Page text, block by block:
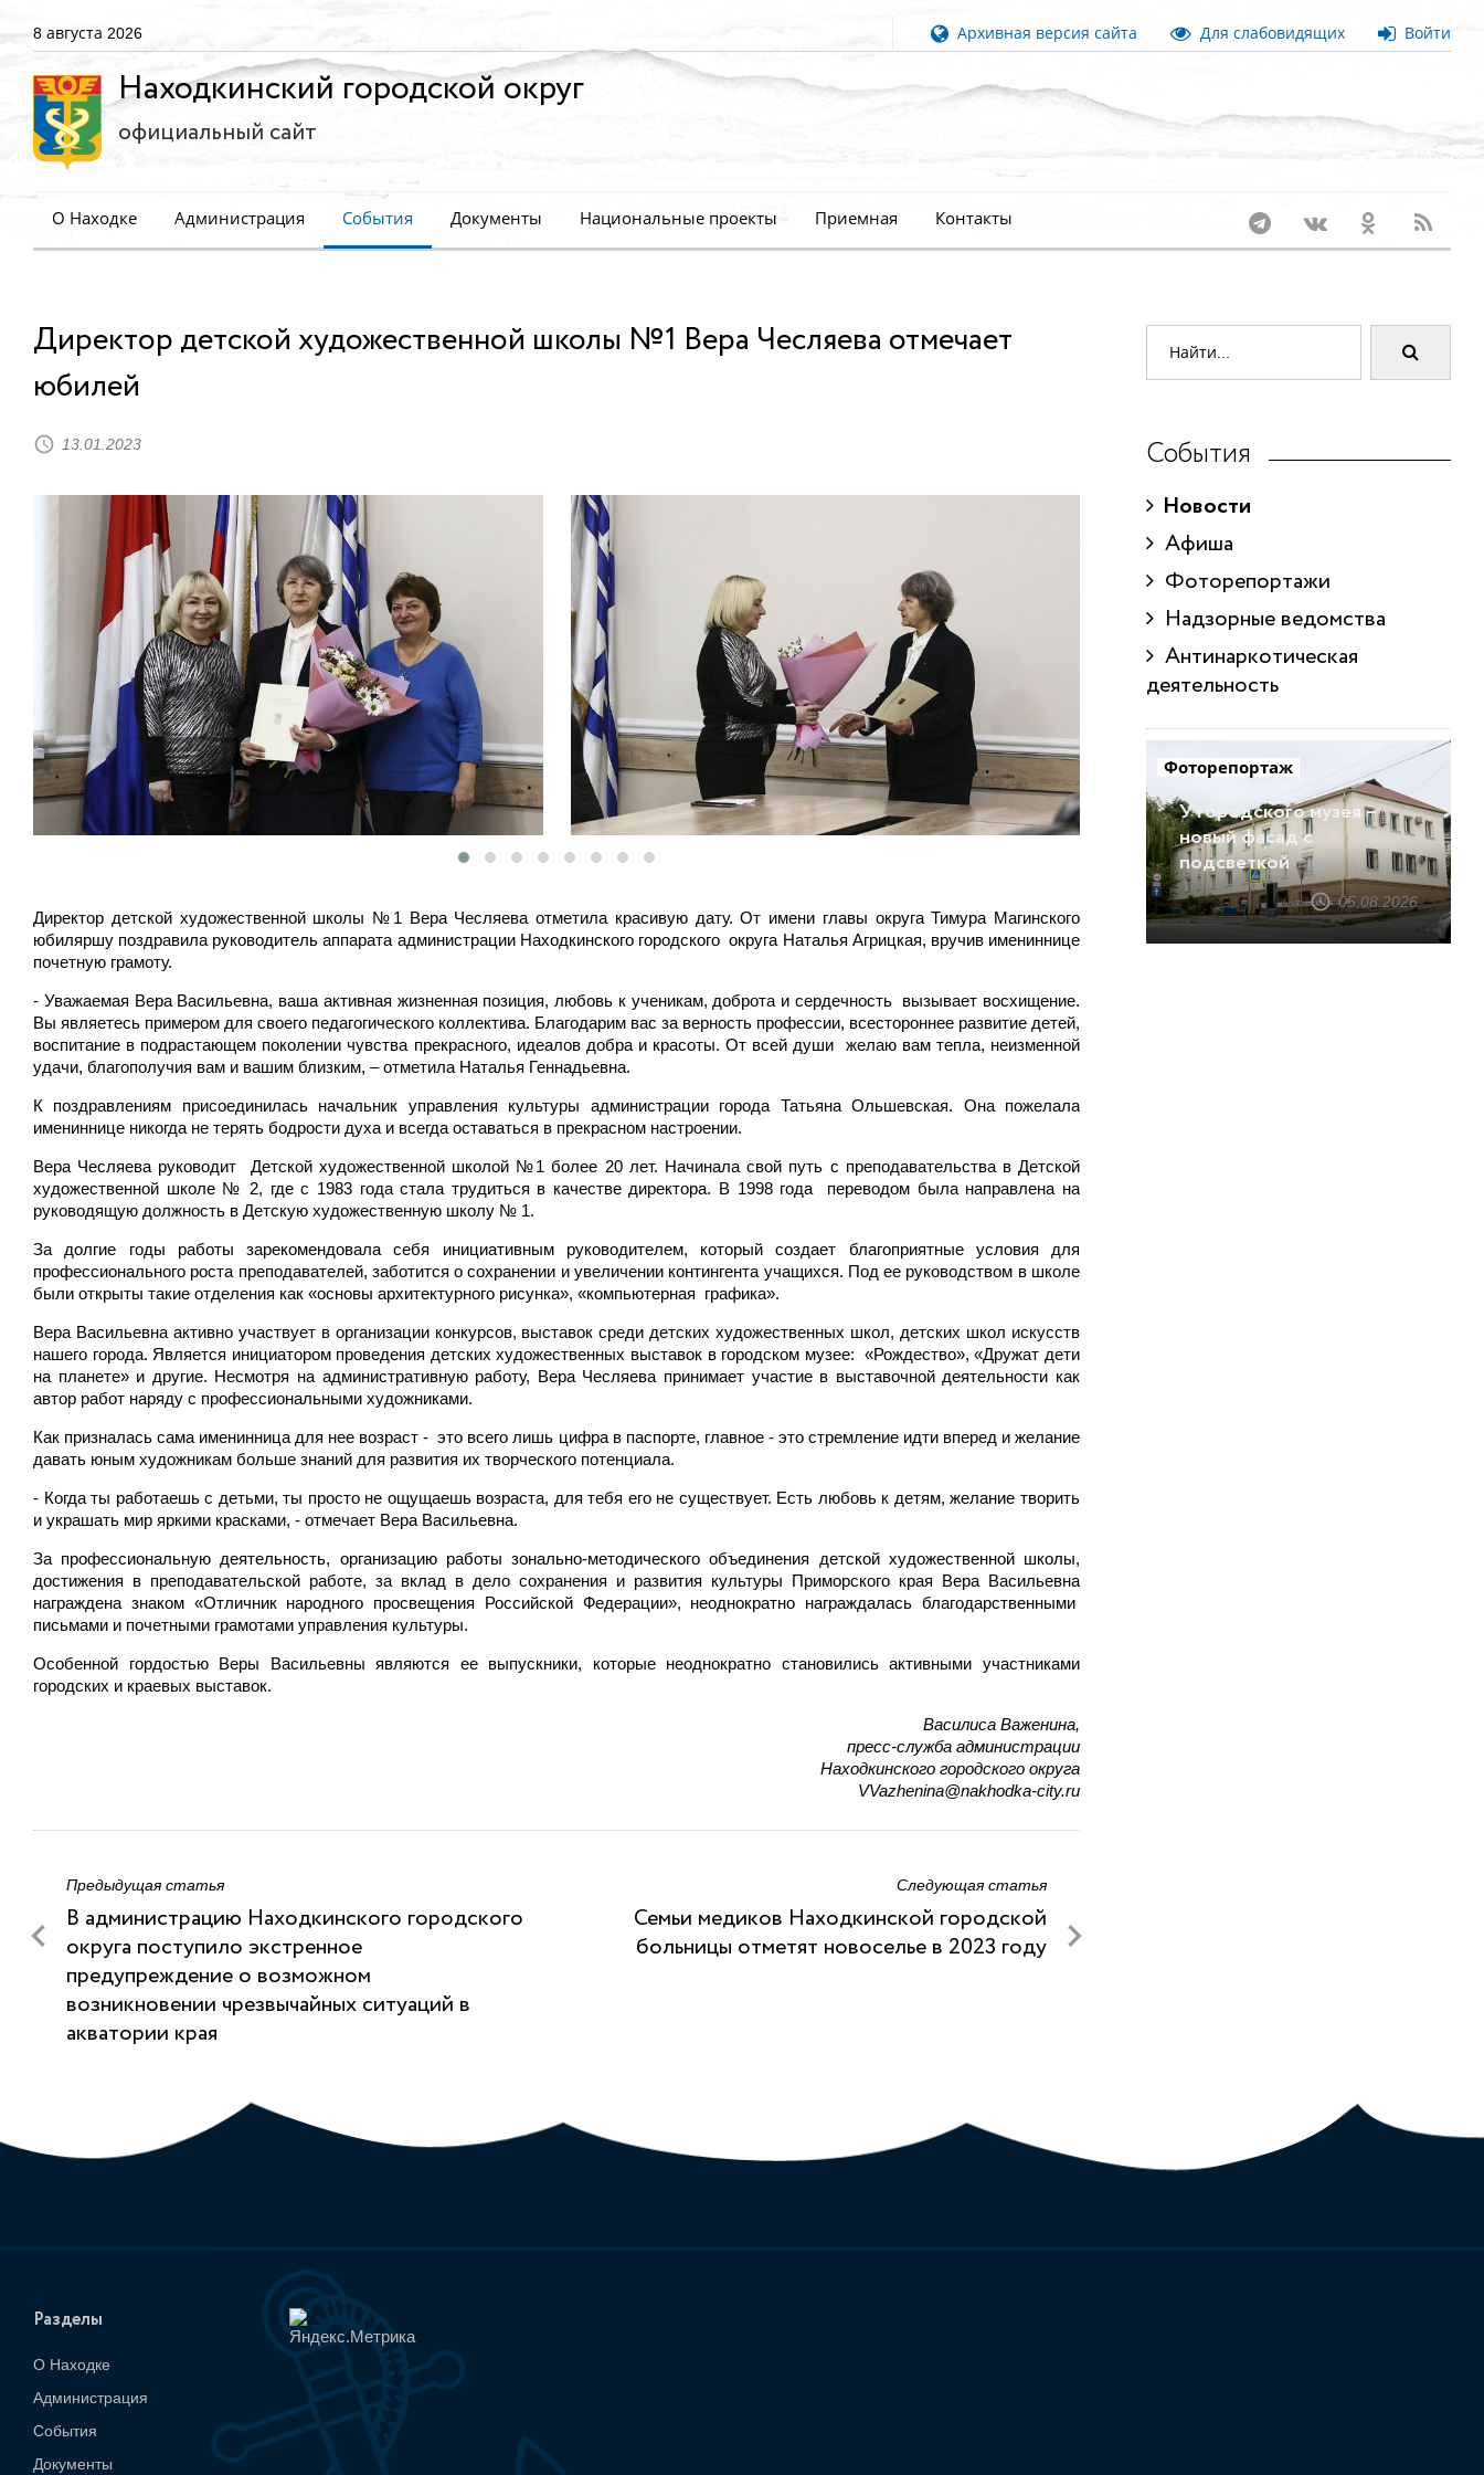
8 августа 2026 Архивная версия сайта Для слабовидящих Войти
Находкинский городской округ
официальный сайт
О Находке Администрация События Документы Национальные проекты Приемная Контакты
Директор детской художественной школы №1 Вера Чесляева отмечает
юбилей
13.01.2023
Директор детской художественной школы №1 Вера Чесляева отметила красивую дату. От имени главы округа Тимура Магинского
юбиляршу поздравила руководитель аппарата администрации Находкинского городского округа Наталья Агрицкая, вручив имениннице
почетную грамоту.
- Уважаемая Вера Васильевна, ваша активная жизненная позиция, любовь к ученикам, доброта и сердечность вызывает восхищение.
Вы являетесь примером для своего педагогического коллектива. Благодарим вас за верность профессии, всестороннее развитие детей,
воспитание в подрастающем поколении чувства прекрасного, идеалов добра и красоты. От всей души желаю вам тепла, неизменной
удачи, благополучия вам и вашим близким, – отметила Наталья Геннадьевна.
К поздравлениям присоединилась начальник управления культуры администрации города Татьяна Ольшевская. Она пожелала
имениннице никогда не терять бодрости духа и всегда оставаться в прекрасном настроении.
Вера Чесляева руководит Детской художественной школой №1 более 20 лет. Начинала свой путь с преподавательства в Детской
художественной школе № 2, где с 1983 года стала трудиться в качестве директора. В 1998 года переводом была направлена на
руководящую должность в Детскую художественную школу № 1.
За долгие годы работы зарекомендовала себя инициативным руководителем, который создает благоприятные условия для
профессионального роста преподавателей, заботится о сохранении и увеличении контингента учащихся. Под ее руководством в школе
были открыты такие отделения как «основы архитектурного рисунка», «компьютерная графика».
Вера Васильевна активно участвует в организации конкурсов, выставок среди детских художественных школ, детских школ искусств
нашего города. Является инициатором проведения детских художественных выставок в городском музее: «Рождество», «Дружат дети
на планете» и другие. Несмотря на административную работу, Вера Чесляева принимает участие в выставочной деятельности как
автор работ наряду с профессиональными художниками.
Как призналась сама именинница для нее возраст - это всего лишь цифра в паспорте, главное - это стремление идти вперед и желание
давать юным художникам больше знаний для развития их творческого потенциала.
- Когда ты работаешь с детьми, ты просто не ощущаешь возраста, для тебя его не существует. Есть любовь к детям, желание творить
и украшать мир яркими красками, - отмечает Вера Васильевна.
За профессиональную деятельность, организацию работы зонально-методического объединения детской художественной школы,
достижения в преподавательской работе, за вклад в дело сохранения и развития культуры Приморского края Вера Васильевна
награждена знаком «Отличник народного просвещения Российской Федерации», неоднократно награждалась благодарственными
письмами и почетными грамотами управления культуры.
Особенной гордостью Веры Васильевны являются ее выпускники, которые неоднократно становились активными участниками
городских и краевых выставок.
Василиса Важенина,
пресс-служба администрации
Находкинского городского округа
VVazhenina@nakhodka-city.ru
Предыдущая статья
В администрацию Находкинского городского
округа поступило экстренное
предупреждение о возможном
возникновении чрезвычайных ситуаций в
акватории края
Следующая статья
Семьи медиков Находкинской городской
больницы отметят новоселье в 2023 году
События
Новости
Афиша
Фоторепортажи
Надзорные ведомства
Антинаркотическая
деятельность
Фоторепортаж
У городского музея –
новый фасад с
подсветкой
05.08.2026
Разделы
О Находке
Администрация
События
Документы